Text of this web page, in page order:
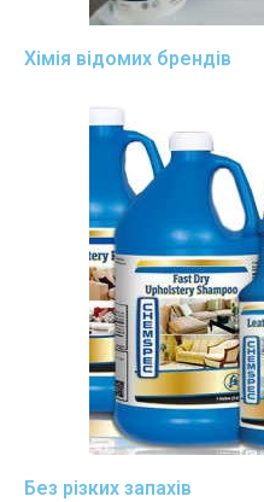
Хімія відомих брендів
Без різких запахів